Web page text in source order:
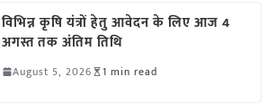
विभिन्न कृषि यंत्रों हेतु आवेदन के लिए आज 4
अगस्त तक अंतिम तिथि
August 5, 2026 1 min read